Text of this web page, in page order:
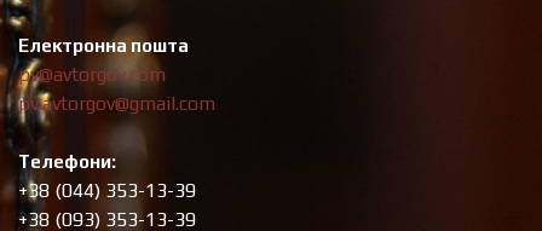
Електронна пошта
pv@avtorgov.com
pv.avtorgov@gmail.com
Телефони:
+38 (044) 353-13-39
+38 (093) 353-13-39